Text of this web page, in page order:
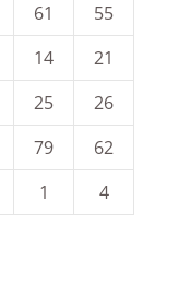
61
55
14
21
25
26
79
62
1 4